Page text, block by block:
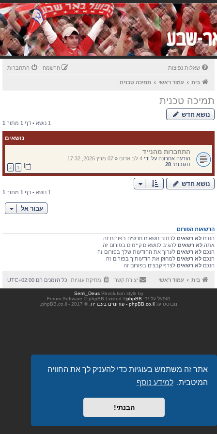
אתר זה משתמש בעוגיות כדי להעניק לך את החוויה
המיטבית. למידע נוסף
הבנתי!
שאלות נפוצות התחברות הרשמה
בית עמוד ראשי תמיכה טכנית
תמיכה טכנית
נושא חדש
1 נושא • דף 1 מתוך 1
נושאים
התחברות מהנייד
הודעה אחרונה על ידי 4 לב אדום « 07 מרץ 2026, 17:32
תגובות: 28
1
2
נושא חדש
1 נושא • דף 1 מתוך 1
עבור אל
הרשאות הפורום
הנכם לא רשאים לכתוב נושאים חדשים בפורום זה
אתה לא רשאים להגיב לנושאים קיימים בפורום זה
הנכם לא רשאים לערוך את ההודעות שלך בפורום זה
הנכם לא רשאים למחוק את הודעותיך בפורום זה
הנכם לא רשאים לצרף קבצים בפורום זה
בית עמוד ראשי כל הזמנים הם UTC+02:00 מחיקת עוגיות יצירת קשר
Revolution style by
Semi_Deus
מופעל על ידי phpBB
® Forum Software © phpBB Limited
מבוסס על phpBB.co.il - פורומים בעברית . © 2017 - phpBB.co.il.